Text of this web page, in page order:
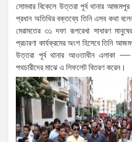
সোমবার বিকেলে উত্তরা পূর্ব থানার
প্রধান অতিথির বক্তব্যে তিনি এসব কথা
মেরামতের ৩১ দফা রূপরেখা সাধারণ
প্রচারণা কার্যক্রমের অংশ হিসেবে তিনি
উত্তরা পূর্ব থানার আওতাধীন এলাকা —
পথচারীদের মাঝে এ লিফলেট বিতরণ করেন।